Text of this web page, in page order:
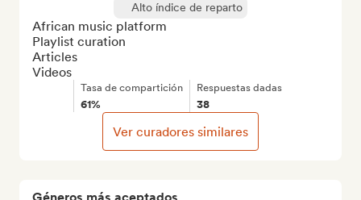
Alto índice de reparto
African music platform
Playlist curation
Articles
Videos
Tasa de compartición
61%
Respuestas dadas
38
Ver curadores similares